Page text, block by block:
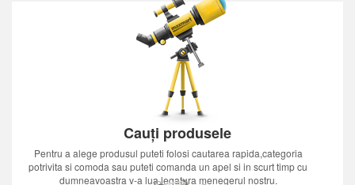
Cauți produsele
Pentru a alege produsul puteti folosi cautarea rapida,categoria
potrivita si comoda sau puteti comanda un apel si in scurt timp cu
dumneavoastra v-a lua legatura menegerul nostru.